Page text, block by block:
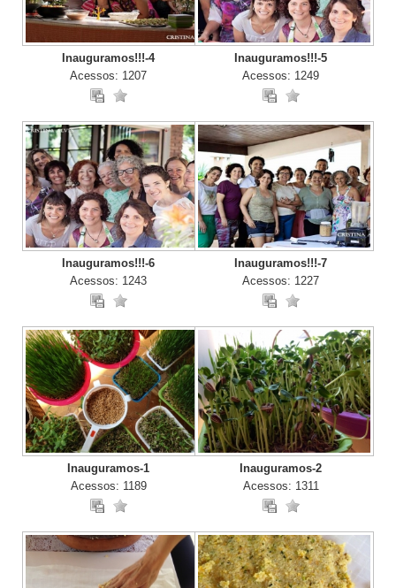
Inauguramos!!!-4
Acessos: 1207
Inauguramos!!!-5
Acessos: 1249
Inauguramos!!!-6
Acessos: 1243
Inauguramos!!!-7
Acessos: 1227
Inauguramos-1
Acessos: 1189
Inauguramos-2
Acessos: 1311